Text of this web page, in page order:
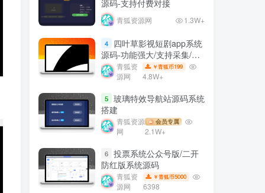
源码-支持付费对接
青狐资源网 1.3W+
4
四叶草影视短剧app系统
源码-功能强大/支持采集/支
持会员模式等
青狐资
源网
￥青狐币199
4.8W+
5 玻璃特效导航站源码系统
搭建
青狐资源
网
会员专属
2.1W+
6 投票系统公众号版/二开
防红版系统源码
青狐资
源网
￥青狐币5000
6398